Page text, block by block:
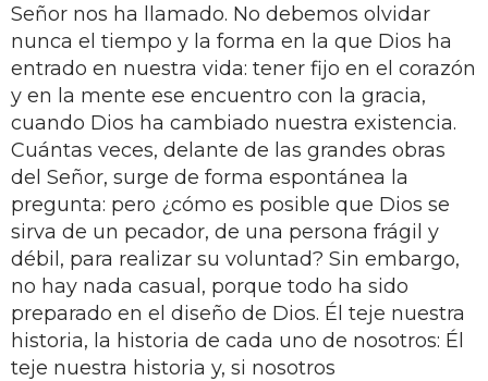
Señor nos ha llamado. No debemos olvidar
nunca el tiempo y la forma en la que Dios ha
entrado en nuestra vida: tener fijo en el corazón
y en la mente ese encuentro con la gracia,
cuando Dios ha cambiado nuestra existencia.
Cuántas veces, delante de las grandes obras
del Señor, surge de forma espontánea la
pregunta: pero ¿cómo es posible que Dios se
sirva de un pecador, de una persona frágil y
débil, para realizar su voluntad? Sin embargo,
no hay nada casual, porque todo ha sido
preparado en el diseño de Dios. Él teje nuestra
historia, la historia de cada uno de nosotros: Él
teje nuestra historia y, si nosotros